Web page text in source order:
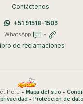
Contáctenos
+51 91518-1506
WhatsApp +
de reclamaciones
Peru • Mapa del sitio•
• Protección de